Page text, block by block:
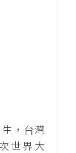
，台灣
世界大